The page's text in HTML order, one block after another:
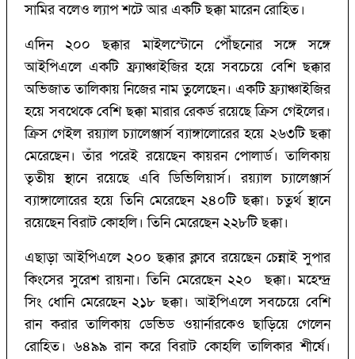
সামির বলেও ল্যাপ শটে আর একটি ছক্কা মারেন রোহিত।
এদিন ২০০ ছক্কার মাইলস্টোনে পৌঁছনোর সঙ্গে সঙ্গে
আইপিএলে একটি ফ্র্যাঞ্চাইজির হয়ে সবচেয়ে বেশি ছক্কার
অভিজাত তালিকায় নিজের নাম তুলেছেন। একটি ফ্র‌্যাঞ্চাইজির
হয়ে সবথেকে বেশি ছক্কা মারার রেকর্ড রয়েছে ক্রিস গেইলের।
ক্রিস গেইল রয়্যাল চ্যালেঞ্জার্স ব্যাঙ্গালোরের হয়ে ২৬৩টি ছক্কা
মেরেছেন। তাঁর পরেই রয়েছেন কায়রন পোলার্ড। তালিকায়
তৃতীয় স্থানে রয়েছে এবি ডিভিলিয়ার্স। রয়্যাল চ্যালেঞ্জার্স
ব্যাঙ্গালোরের হয়ে তিনি মেরেছেন ২৪০টি ছক্কা। চতুর্থ স্থানে
রয়েছেন বিরাট কোহলি। তিনি মেরেছেন ২২৮টি ছক্কা।
এছাড়া আইপিএলে ২০০ ছক্কার ক্লাবে রয়েছেন চেন্নাই সুপার
কিংসের সুরেশ রায়না। তিনি মেরেছেন ২২০ ছক্কা। মহেন্দ্র
সিং ধোনি মেরেছেন ২১৮ ছক্কা। আইপিএলে সবচেয়ে বেশি
রান করার তালিকায় ডেভিড ওয়ার্নারকেও ছাড়িয়ে গেলেন
রোহিত। ৬৪৯৯ রান করে বিরাট কোহলি তালিকার শীর্ষে।